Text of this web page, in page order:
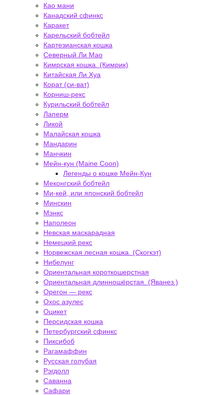
Као мани
Канадский сфинкс
Каракет
Карельский бобтейл
Картезианская кошка
Северный Ли Мао
Кимрская кошка. (Кимрик)
Китайская Ли Хуа
Корат (си-ват)
Корниш-рекс
Курильский бобтейл
Лаперм
Ликой
Малайская кошка
Мандарин
Манчкин
Мейн-кун (Maine Coon)
Легенды о кошке Мейн-Кун
Меконгский бобтейл
Ми-кей, или японский бобтейл
Минскин
Мэнкс
Наполеон
Невская маскарадная
Немецкий рекс
Норвежская лесная кошка. (Скогкэт)
Нибелунг
Ориентальная короткошерстная
Ориентальная длинношёрстая. (Яванез.)
Орегон — рекс
Охос азулес
Оцикет
Персидская кошка
Петербургский сфинкс
Пиксибоб
Рагамаффин
Русская голубая
Рэгдолл
Саванна
Сафари